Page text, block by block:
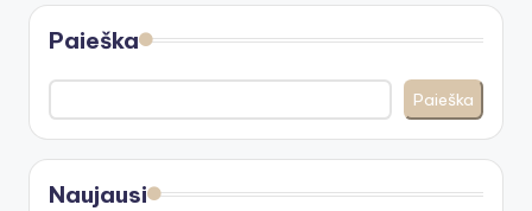
Paieška
Paieška
Naujausi